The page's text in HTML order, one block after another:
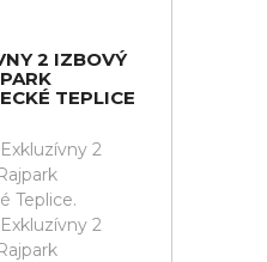
2 IZBOVÝ
TEPLICE
2
Teplice.
2